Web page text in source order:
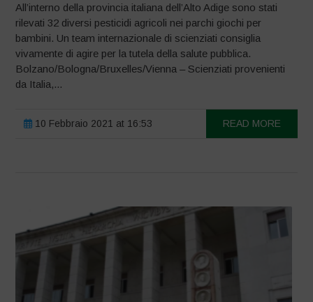
All’interno della provincia italiana dell’Alto Adige sono stati
rilevati 32 diversi pesticidi agricoli nei parchi giochi per
bambini. Un team internazionale di scienziati consiglia
vivamente di agire per la tutela della salute pubblica.
Bolzano/Bologna/Bruxelles/Vienna – Scienziati provenienti
da Italia,...
10 Febbraio 2021 at 16:53 READ MORE